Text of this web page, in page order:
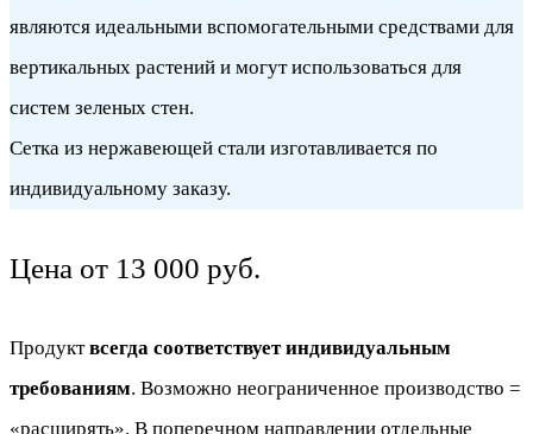
являются идеальными вспомогательными средствами для
вертикальных растений и могут использоваться для
систем зеленых стен.
Сетка из нержавеющей стали изготавливается по
индивидуальному заказу.
Цена от 13 000 руб.
Продуктвсегда соответствует индивидуальным
требованиям. Возможно неограниченное производство =
«расширять». В поперечном направлении отдельные